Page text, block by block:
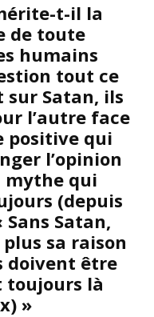
t-il la
de toute
humains
tout ce
Satan, ils
l’autre face
positive qui
l’opinion
mythe qui
(depuis
Satan,
sa raison
doivent être
toujours là
»